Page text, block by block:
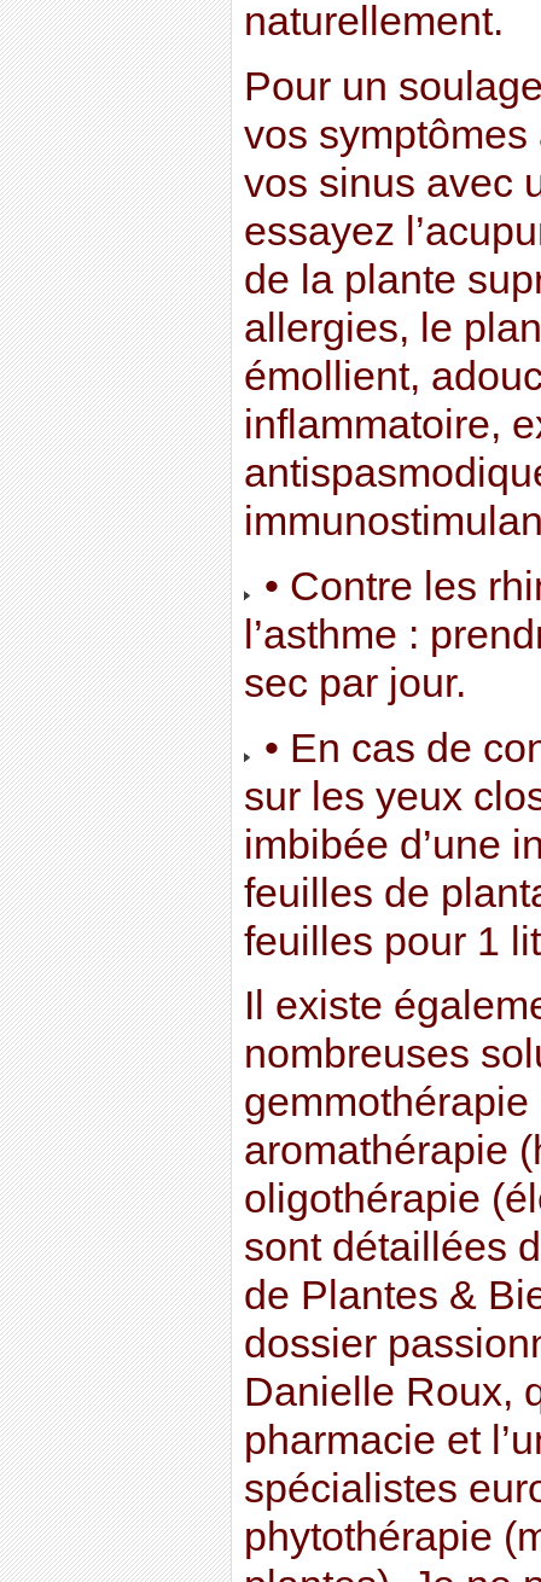
naturellement.
Pour un
vos
vos sinus avec
essayez
de la plante
allergies, le
émollient,
inflammatoire,
• Contre les
l’asthme :
sec par jour.
• En cas de
sur les yeux
imbibée d’une
feuilles de
feuilles pour 1
Il existe
nombreuses
aromathérapie
oligothérapie
sont détaillées
de Plantes &
dossier
Danielle Roux,
pharmacie et
spécialistes
phytothérapie